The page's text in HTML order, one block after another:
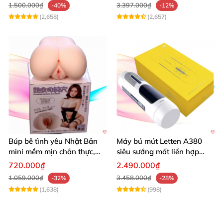
1.500.000₫
-40%
(2,658)
3.397.000₫
-12%
(2,657)
Búp bê tình yêu Nhật Bản
mini mềm mịn chân thực,
mông tròn quyến rũ
720.000₫
1.059.000₫
-32%
(1,638)
Máy bú mút Letten A380
siêu sướng mất liền hợp
chói
2.490.000₫
3.458.000₫
-28%
(998)